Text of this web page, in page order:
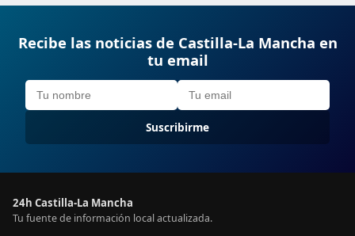
Recibe las noticias de Castilla-La Mancha en
tu email
Suscribirme
24h Castilla-La Mancha
Tu fuente de información local actualizada.